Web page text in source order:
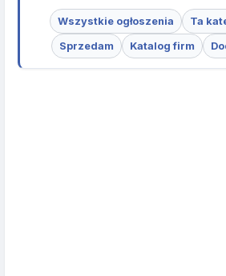
Wszystkie ogłoszenia Ta
Sprzedam Katalog firm